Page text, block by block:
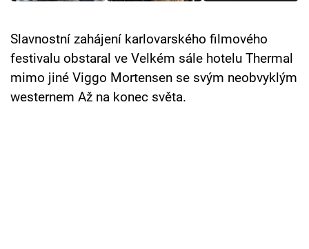
Sledujte nás
Slavnostní zahájení karlovarského filmového
festivalu obstaral ve Velkém sále hotelu Thermal
mimo jiné Viggo Mortensen se svým neobvyklým
westernem Až na konec světa.